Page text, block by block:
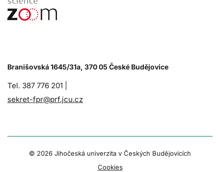
Branišovská 1645/31a, 370 05 České Budějovice
Tel. 387 776 201 |
sekret-fpr@prf.jcu.cz
© 2026 Jihočeská univerzita v Českých Budějovicích
Cookies